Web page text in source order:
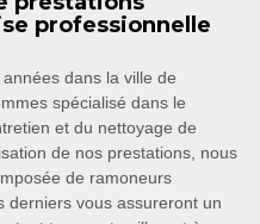
professionnelle
dans la ville de
spécialisé dans le
et du nettoyage de
de nos prestations, nous
de ramoneurs
derniers vous assureront un